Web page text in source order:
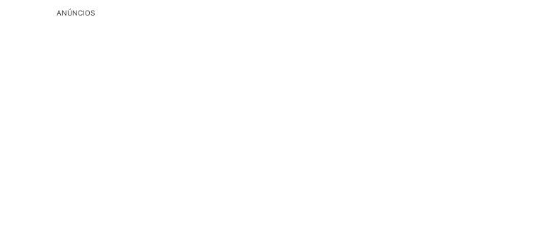
ANÚNCIOS